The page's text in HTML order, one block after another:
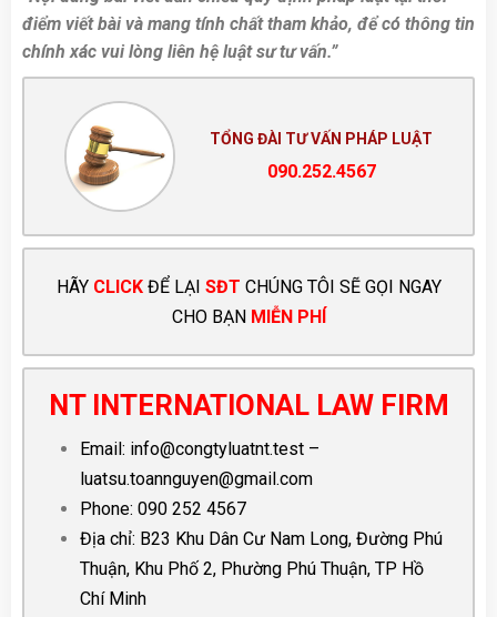
điểm viết bài và mang tính chất tham khảo, để có thông tin
chính xác vui lòng liên hệ luật sư tư vấn.”
TỔNG ĐÀI TƯ VẤN PHÁP LUẬT
090.252.4567
HÃY CLICKĐỂ LẠI SĐT CHÚNG TÔI SẼ GỌI NGAY
CHO BẠN MIỄN PHÍ
NT INTERNATIONAL LAW FIRM
Email: info@congtyluatnt.test –
luatsu.toannguyen@gmail.com
Phone: 090 252 4567
Địa chỉ: B23 Khu Dân Cư Nam Long, Đường Phú
Thuận, Khu Phố 2, Phường Phú Thuận, TP Hồ
Chí Minh